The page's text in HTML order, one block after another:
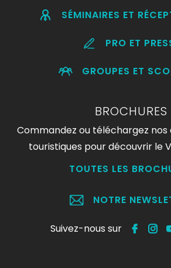
SÉMINAIRES ET
PRO ET
GROUPES ET
BROCHURES
Commandez ou téléchargez
touristiques pour découvrir le
TOUTES LES
NOTRE
Suivez-nous sur